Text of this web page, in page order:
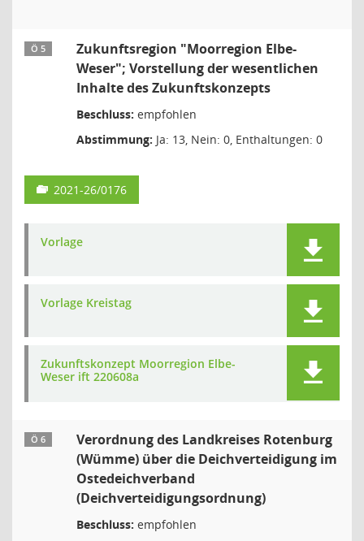
Ö 5
Zukunftsregion "Moorregion Elbe-
Weser"; Vorstellung der wesentlichen
Inhalte des Zukunftskonzepts
Beschluss: empfohlen
Abstimmung: Ja: 13, Nein: 0, Enthaltungen: 0
2021-26/0176
Vorlage
Vorlage Kreistag
Zukunftskonzept Moorregion Elbe-
Weser ift 220608a
Ö 6
Verordnung des Landkreises Rotenburg
(Wümme) über die Deichverteidigung im
Ostedeichverband
(Deichverteidigungsordnung)
Beschluss: empfohlen